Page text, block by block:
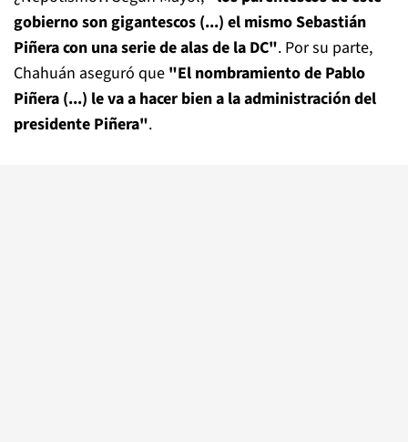
gobierno son gigantescos (...) el mismo Sebastián
Piñera con una serie de alas de la DC". Por su parte,
Chahuán aseguró que "El nombramiento de Pablo
Piñera (...) le va a hacer bien a la administración del
presidente Piñera".